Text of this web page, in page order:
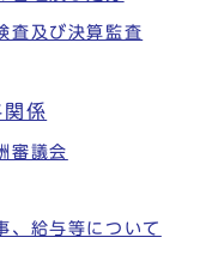
査及び決算監査
関係
審議会
、給与等について